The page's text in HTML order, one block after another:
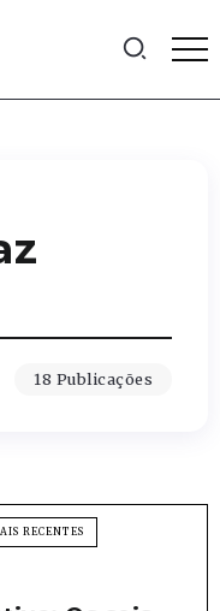
18 Publicações
RECENTES